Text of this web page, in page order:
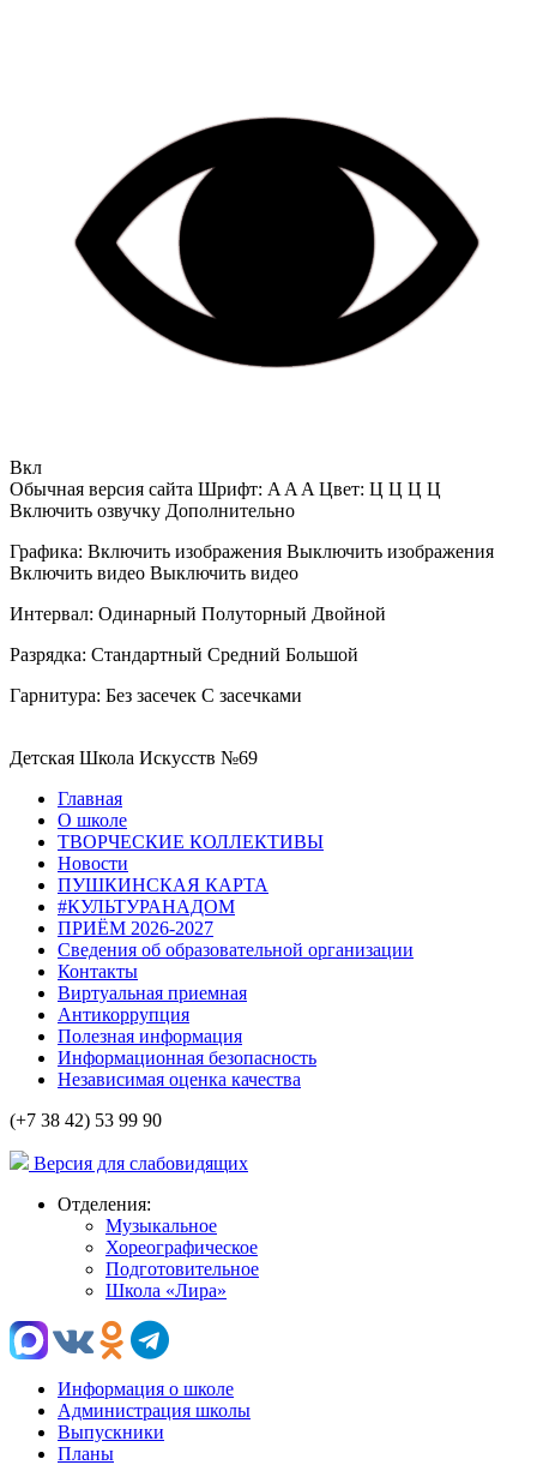
Вкл
Обычная версия сайта Шрифт: A A A Цвет: Ц Ц Ц Ц
Включить озвучку Дополнительно
Графика: Включить изображения Выключить изображения
Включить видео Выключить видео
Интервал: Одинарный Полуторный Двойной
Разрядка: Стандартный Средний Большой
Гарнитура: Без засечек С засечками
Детская Школа Искусств №69
Главная
О школе
ТВОРЧЕСКИЕ КОЛЛЕКТИВЫ
Новости
ПУШКИНСКАЯ КАРТА
#КУЛЬТУРАНАДОМ
ПРИЁМ 2026-2027
Сведения об образовательной организации
Контакты
Виртуальная приемная
Антикоррупция
Полезная информация
Информационная безопасность
Независимая оценка качества
(+7 38 42) 53 99 90
Версия для слабовидящих
Отделения:
Музыкальное
Хореографическое
Подготовительное
Школа «Лира»
Информация о школе
Администрация школы
Выпускники
Планы